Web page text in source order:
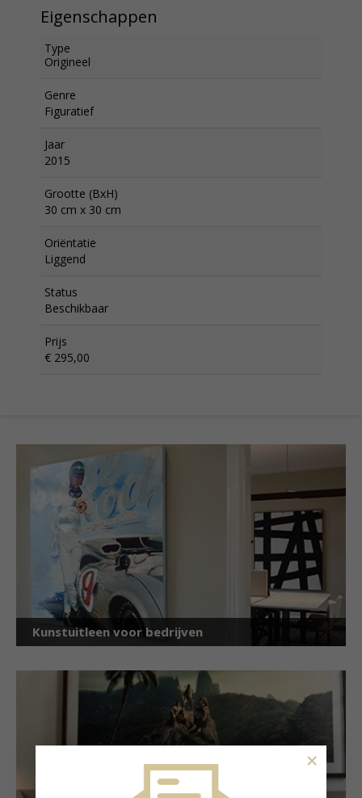
Eigenschappen
Type
Origineel
Genre
Figuratief
Jaar
2015
Grootte (BxH)
30 cm x 30 cm
Oriëntatie
Liggend
Status
Beschikbaar
Prijs
€ 295,00
Kunstuitleen voor bedrijven
×